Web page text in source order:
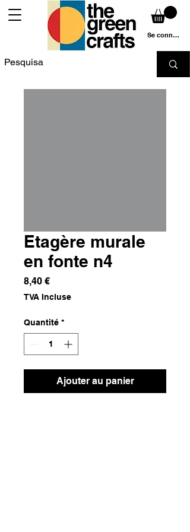
Se connecter
Etagère murale
en fonte n4
8,40 €Prix
TVA Incluse
Quantité *
Ajouter au panier